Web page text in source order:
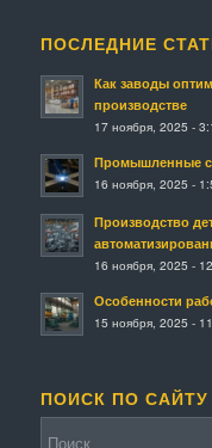
ПОСЛЕДНИЕ
Как заводы
производстве
17 ноября, 2025 -
Промышленные
16 ноября, 2025 -
Производство
16 ноября, 2025 -
Особенности
15 ноября, 2025 -
ПОИСК ПО САЙТУ